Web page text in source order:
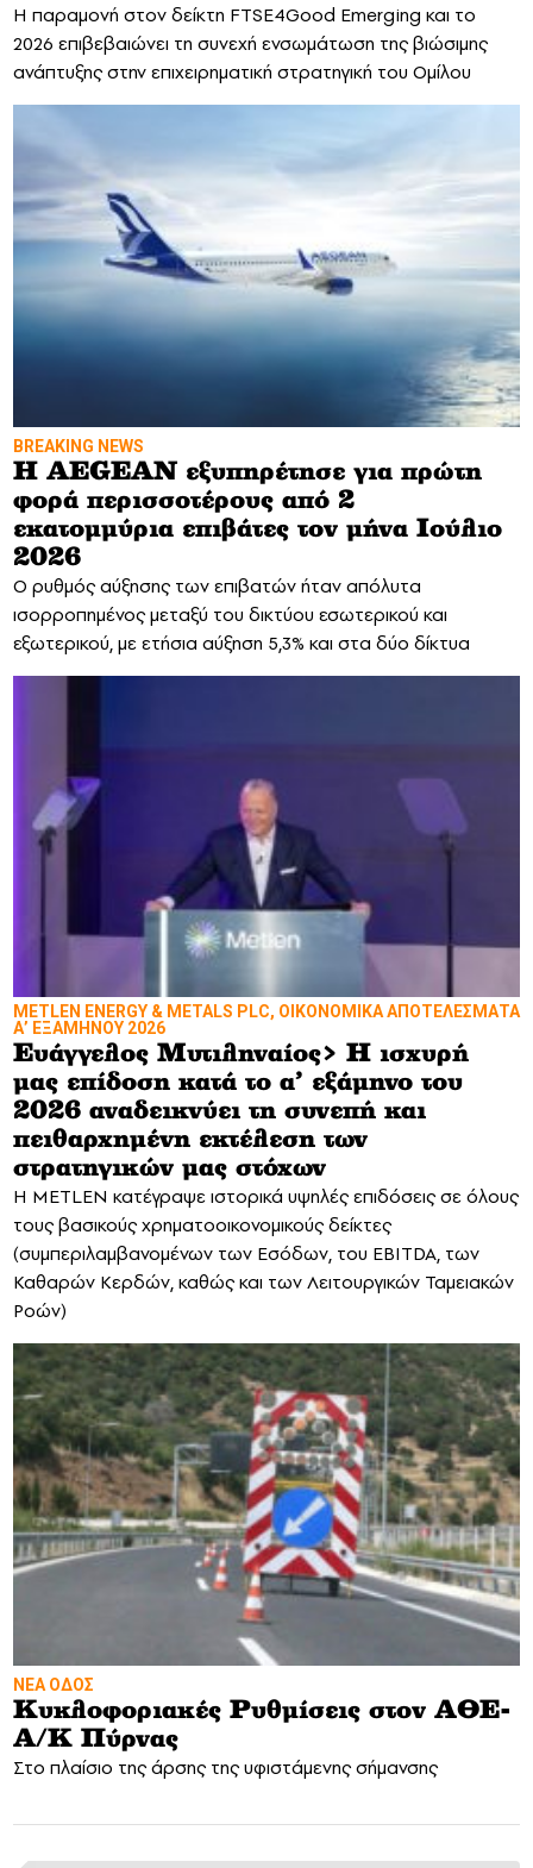
Η παραμονή στον δείκτη FTSE4Good Emerging και το
2026 επιβεβαιώνει τη συνεχή ενσωμάτωση της βιώσιμης
ανάπτυξης στην επιχειρηματική στρατηγική του Ομίλου
BREAKING NEWS
Η AEGEAN εξυπηρέτησε για πρώτη
φορά περισσοτέρους από 2
εκατομμύρια επιβάτες τον μήνα Ιούλιο
2026
Ο ρυθμός αύξησης των επιβατών ήταν απόλυτα
ισορροπημένος μεταξύ του δικτύου εσωτερικού και
εξωτερικού, με ετήσια αύξηση 5,3% και στα δύο δίκτυα
METLEN ENERGY & METALS PLC, ΟΙΚΟΝΟΜΙΚΑ ΑΠΟΤΕΛΕΣΜΑΤΑ
Α’ ΕΞΑΜΗΝΟΥ 2026
Ευάγγελος Μυτιληναίος> Η ισχυρή
μας επίδοση κατά το α’ εξάμηνο του
2026 αναδεικνύει τη συνεπή και
πειθαρχημένη εκτέλεση των
στρατηγικών μας στόχων
Η METLEN κατέγραψε ιστορικά υψηλές επιδόσεις σε όλους
τους βασικούς χρηματοοικονομικούς δείκτες
(συμπεριλαμβανομένων των Εσόδων, του EBITDA, των
Καθαρών Κερδών, καθώς και των Λειτουργικών Ταμειακών
Ροών)
ΝΕΑ ΟΔΟΣ
Κυκλοφοριακές Ρυθμίσεις στον ΑΘΕ-
Α/Κ Πύρνας
Στο πλαίσιο της άρσης της υφιστάμενης σήμανσης